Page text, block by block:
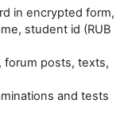
in encrypted form,
student id (RUB
forum posts, texts,
and tests